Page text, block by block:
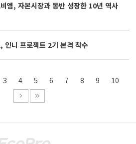
엠, 자본시장과 동반 성장한 10년 역사
인니 프로젝트 2기 본격 착수
3 4 5 6 7 8 9 10